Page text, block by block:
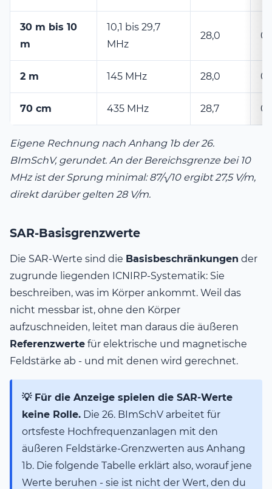
30 m bis 10
m
10,1 bis 29,7
MHz
28,0
2 m 145 MHz 28,0
70 cm 435 MHz 28,7
Eigene Rechnung nach Anhang 1b der 26.
BImSchV, gerundet. An der Bereichsgrenze bei 10
MHz ist der Sprung minimal: 87/√10 ergibt 27,5 V/m,
direkt darüber gelten 28 V/m.
SAR-Basisgrenzwerte
Die SAR-Werte sind die Basisbeschränkungen der
zugrunde liegenden ICNIRP-Systematik: Sie
beschreiben, was im Körper ankommt. Weil das
nicht messbar ist, ohne den Körper
aufzuschneiden, leitet man daraus die äußeren
Referenzwerte für elektrische und magnetische
Feldstärke ab - und mit denen wird gerechnet.
💡 Für die Anzeige spielen die SAR-Werte
keine Rolle. Die 26. BImSchV arbeitet für
ortsfeste Hochfrequenzanlagen mit den
äußeren Feldstärke-Grenzwerten aus Anhang
1b. Die folgende Tabelle erklärt also, worauf jene
Werte beruhen - sie ist nicht der Wert, den du